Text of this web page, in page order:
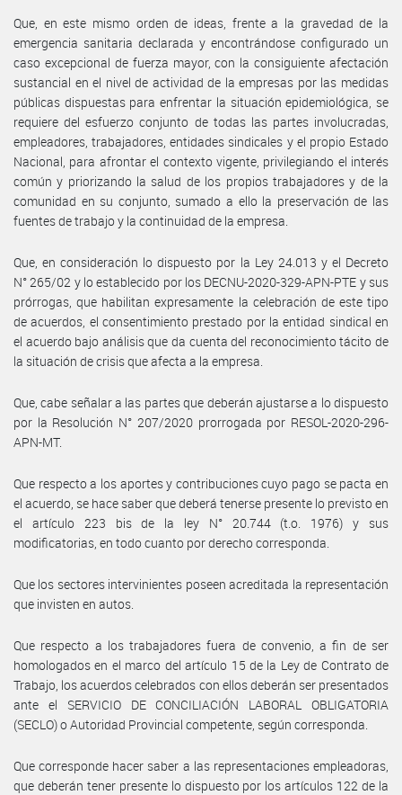
Que, en este mismo orden de ideas, frente a la gravedad de la
emergencia sanitaria declarada y encontrándose configurado un
caso excepcional de fuerza mayor, con la consiguiente afectación
sustancial en el nivel de actividad de la empresas por las medidas
públicas dispuestas para enfrentar la situación epidemiológica, se
requiere del esfuerzo conjunto de todas las partes involucradas,
empleadores, trabajadores, entidades sindicales y el propio Estado
Nacional, para afrontar el contexto vigente, privilegiando el interés
común y priorizando la salud de los propios trabajadores y de la
comunidad en su conjunto, sumado a ello la preservación de las
fuentes de trabajo y la continuidad de la empresa.
Que, en consideración lo dispuesto por la Ley 24.013 y el Decreto
N° 265/02 y lo establecido por los DECNU-2020-329-APN-PTE y sus
prórrogas, que habilitan expresamente la celebración de este tipo
de acuerdos, el consentimiento prestado por la entidad sindical en
el acuerdo bajo análisis que da cuenta del reconocimiento tácito de
la situación de crisis que afecta a la empresa.
Que, cabe señalar a las partes que deberán ajustarse a lo dispuesto
por la Resolución N° 207/2020 prorrogada por RESOL-2020-296-
APN-MT.
Que respecto a los aportes y contribuciones cuyo pago se pacta en
el acuerdo, se hace saber que deberá tenerse presente lo previsto en
el artículo 223 bis de la ley N° 20.744 (t.o. 1976) y sus
modificatorias, en todo cuanto por derecho corresponda.
Que los sectores intervinientes poseen acreditada la representación
que invisten en autos.
Que respecto a los trabajadores fuera de convenio, a fin de ser
homologados en el marco del artículo 15 de la Ley de Contrato de
Trabajo, los acuerdos celebrados con ellos deberán ser presentados
ante el SERVICIO DE CONCILIACIÓN LABORAL OBLIGATORIA
(SECLO) o Autoridad Provincial competente, según corresponda.
Que corresponde hacer saber a las representaciones empleadoras,
que deberán tener presente lo dispuesto por los artículos 122 de la